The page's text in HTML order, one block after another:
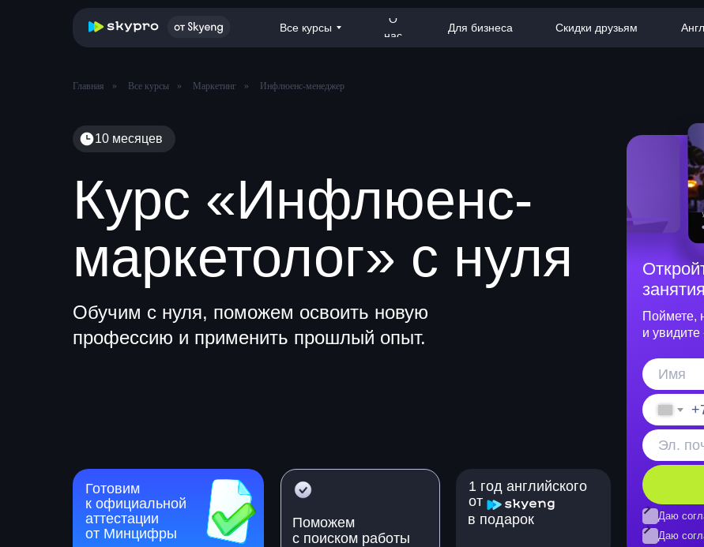
О
нас
Все курсы Для бизнеса Скидки друзьям
Главная » Все курсы » Маркетинг » Инфлюенс-менеджер
Курс «Инфлюенс-
маркетолог» с нуля
1 год английского
от
в подарок
Даю
Даю
Готовим
к официальной
аттестации
от Минцифры
Обучим с нуля, поможем освоить новую
профессию и применить прошлый опыт.
10 месяцев
Поймете,
и увидите
Поможем
с поиском работы